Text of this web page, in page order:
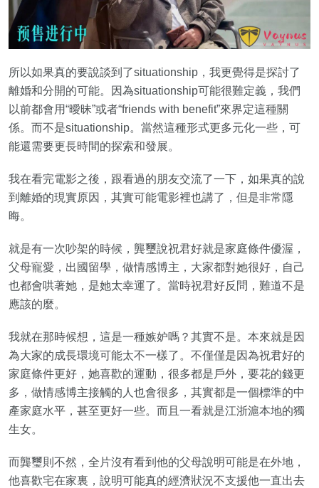
所以如果真的要說談到了situationship，我更覺得是探討了
離婚和分開的可能。因為situationship可能很難定義，我們
以前都會用“曖昧”或者“friends with benefit”來界定這種關
係。而不是situationship。當然這種形式更多元化一些，可
能還需要更長時間的探索和發展。
我在看完電影之後，跟看過的朋友交流了一下，如果真的說
到離婚的現實原因，其實可能電影裡也講了，但是非常隱
晦。
就是有一次吵架的時候，龔璽說祝君好就是家庭條件優渥，
父母寵愛，出國留學，做情感博主，大家都對她很好，自己
也都會哄著她，是她太幸運了。當時祝君好反問，難道不是
應該的麼。
我就在那時候想，這是一種嫉妒嗎？其實不是。本來就是因
為大家的成長環境可能太不一樣了。不僅僅是因為祝君好的
家庭條件更好，她喜歡的運動，很多都是戶外，要花的錢更
多，做情感博主接觸的人也會很多，其實都是一個標準的中
產家庭水平，甚至更好一些。而且一看就是江浙滬本地的獨
生女。
而龔璽則不然，全片沒有看到他的父母說明可能是在外地，
他喜歡宅在家裏，說明可能真的經濟狀況不支援他一直出去